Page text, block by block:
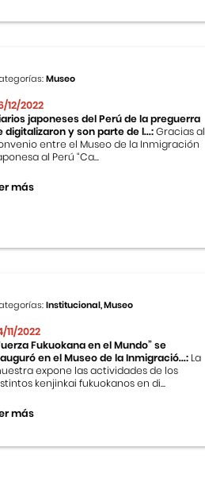
Museo
12/2022
japoneses del Perú de la preguerra
digitalizaron y son parte de l...:Gracias al
entre el Museo de la Inmigración
al Perú “Ca...
más
Institucional, Museo
11/2022
Fukuokana en el Mundo” se
en el Museo de la Inmigració...: La
expone las actividades de los
kenjinkai fukuokanos en di...
más